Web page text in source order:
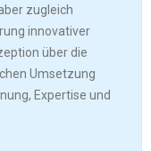
zugleich
innovativer
über die
Umsetzung
Expertise und